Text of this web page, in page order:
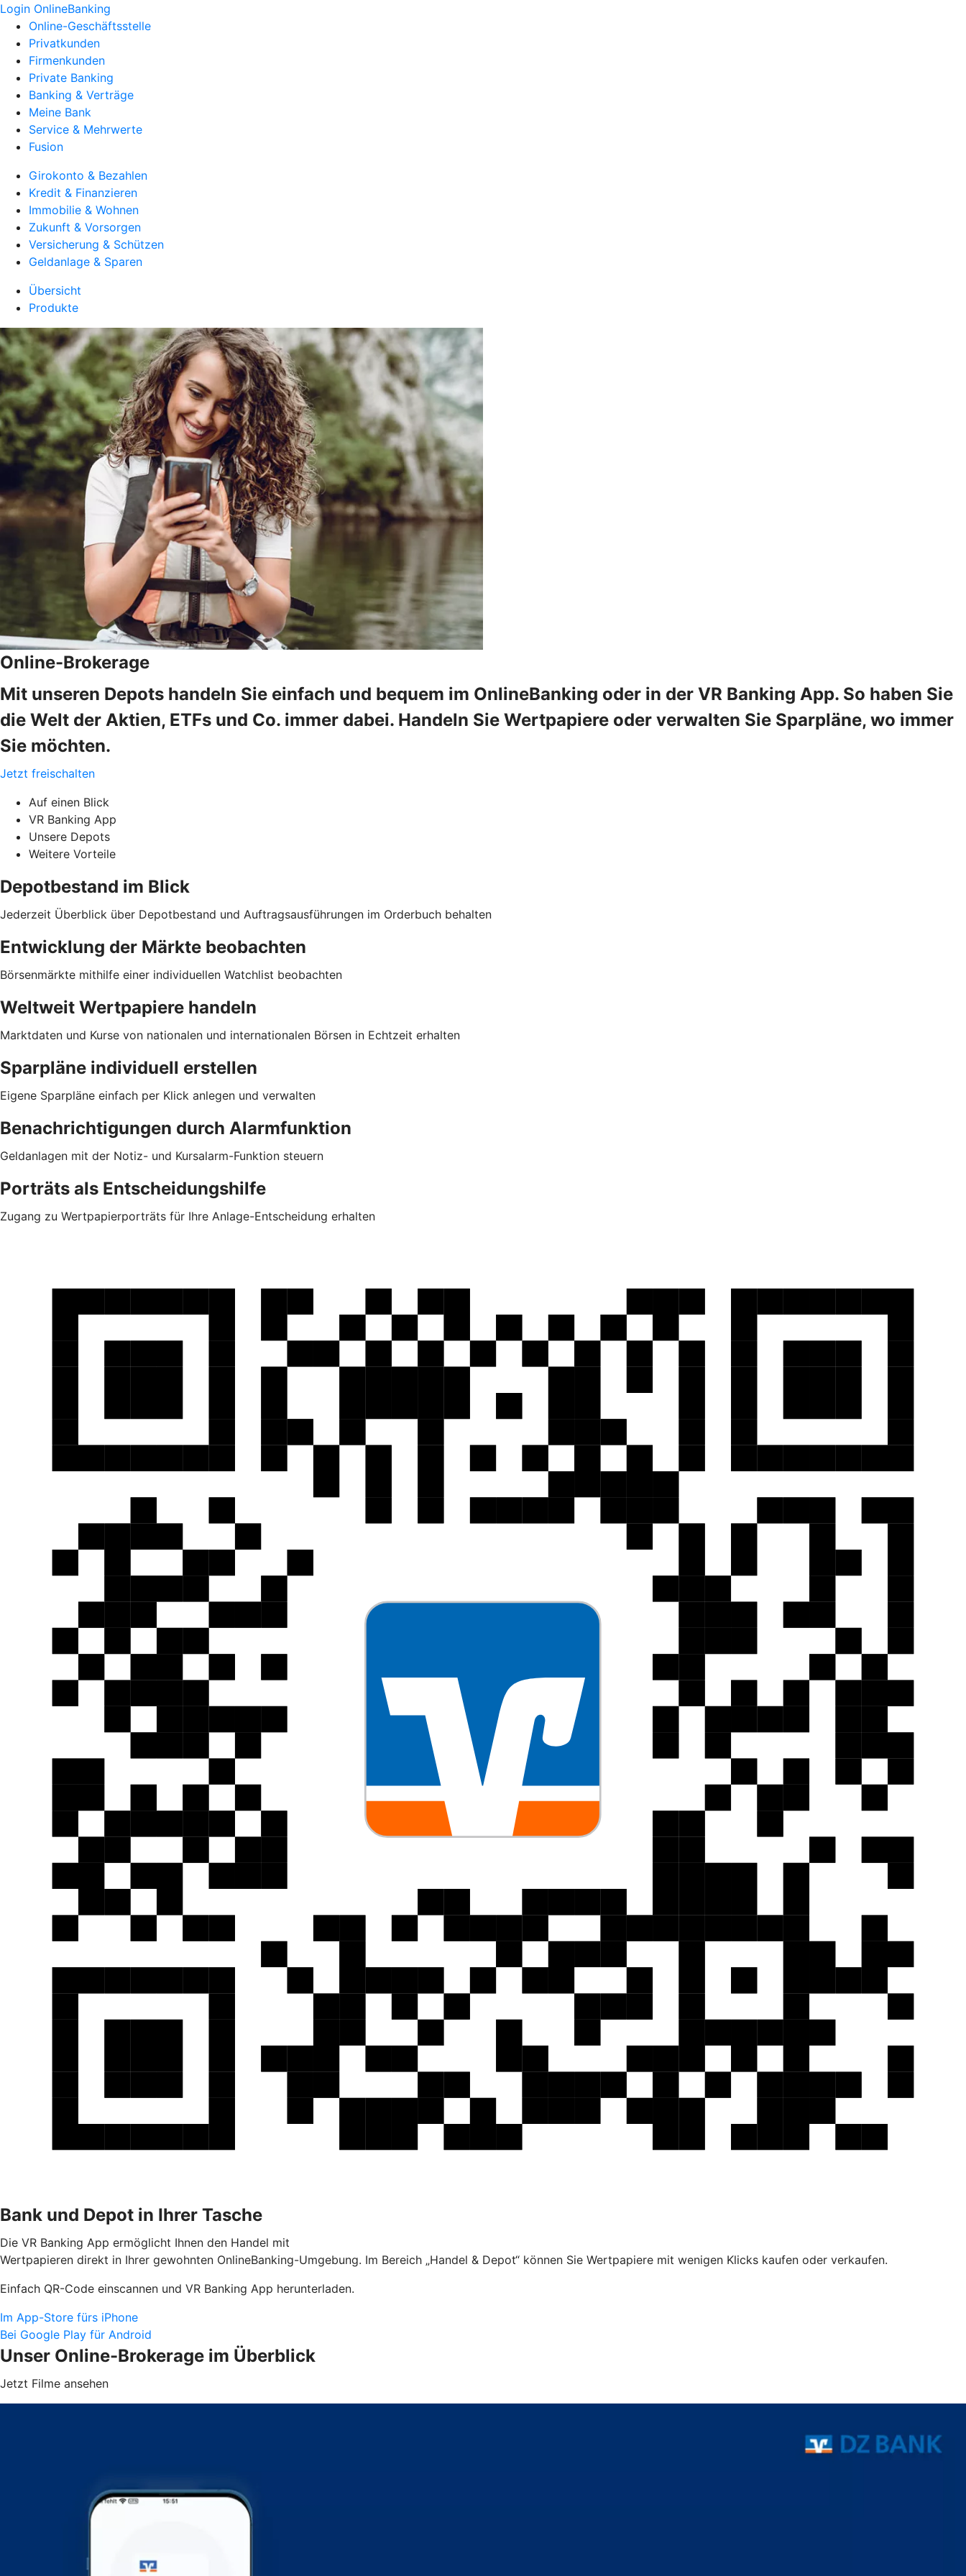
Login OnlineBanking
Online-Geschäftsstelle
Privatkunden
Firmenkunden
Private Banking
Banking & Verträge
Meine Bank
Service & Mehrwerte
Fusion
Girokonto & Bezahlen
Kredit & Finanzieren
Immobilie & Wohnen
Zukunft & Vorsorgen
Versicherung & Schützen
Geldanlage & Sparen
Übersicht
Produkte
Online-Brokerage
Mit unseren Depots handeln Sie einfach und bequem im OnlineBanking oder in der VR Banking App. So haben Sie
die Welt der Aktien, ETFs und Co. immer dabei. Handeln Sie Wertpapiere oder verwalten Sie Sparpläne, wo immer
Sie möchten.
Jetzt freischalten
Auf einen Blick
VR Banking App
Unsere Depots
Weitere Vorteile
Depotbestand im Blick
Jederzeit Überblick über Depotbestand und Auftragsausführungen im Orderbuch behalten
Entwicklung der Märkte beobachten
Börsenmärkte mithilfe einer individuellen Watchlist beobachten
Weltweit Wertpapiere handeln
Marktdaten und Kurse von nationalen und internationalen Börsen in Echtzeit erhalten
Sparpläne individuell erstellen
Eigene Sparpläne einfach per Klick anlegen und verwalten
Benachrichtigungen durch Alarmfunktion
Geldanlagen mit der Notiz- und Kursalarm-Funktion steuern
Porträts als Entscheidungshilfe
Zugang zu Wertpapierporträts für Ihre Anlage-Entscheidung erhalten
Bank und Depot in Ihrer Tasche
Die VR Banking App ermöglicht Ihnen den Handel mit
Wertpapieren direkt in Ihrer gewohnten OnlineBanking-Umgebung. Im Bereich „Handel & Depot“ können Sie Wertpapiere mit wenigen Klicks kaufen oder verkaufen.
Einfach QR-Code einscannen und VR Banking App herunterladen.
Im App-Store fürs iPhone
Bei Google Play für Android
Unser Online-Brokerage im Überblick
Jetzt Filme ansehen